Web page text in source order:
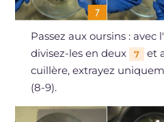
Passez aux oursins :
divisez-les en deux
7
et
cuillère, extrayez
(8-9).